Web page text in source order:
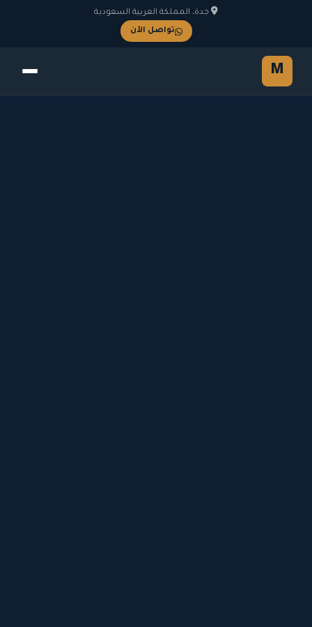
جدة، المملكة العربية السعودية
تواصل الآن
M